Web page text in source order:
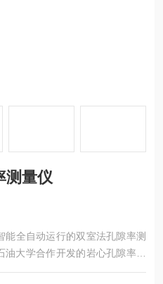
测量仪
能全自动运行的双室法孔隙率测
大学合作开发的岩心孔隙率测
对页岩气的开发研究。